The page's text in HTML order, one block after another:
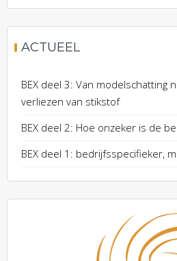
ACTUEEL
BEX deel 3: Van modelschatting
verliezen van stikstof
BEX deel 2: Hoe onzeker is de
BEX deel 1: bedrijfsspecifieker,